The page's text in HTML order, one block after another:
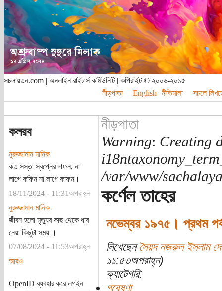
সচলায়তন.com | অনলাইন রাইটার্স কমিউনিটি | কপিরাইট © ২০০৬-২০১৫
নীড়পাতা
English নীতিমালা সচলে
কলরব
নুরুজ্জামান মানিক
কত সস্তা স্বপ্নের দাফন, না
লাগে কফিন না লাগে কাফন।
18/11/2024 - 11:31অপরাহ্ন
নুরুজ্জামান মানিক
জীবন হলো মৃত্যুর কাছ থেকে ধার
নেয়া কিছুটা সময় ।
07/08/2024 - 11:53অপরাহ্ন
আরও
OpenID ব্যবহার করে লগইন
নীড়পাতা
Warning: Creating
/var/www/
কর্ণেল তাহের
নভেম্বর ১৯৭৫। প্রথম
লিখেছেনসৈয়দ নজরুল ইসলাম
১১:৫৩অপরাহ্ন)
ক্যাটেগরি:
গবেষণা